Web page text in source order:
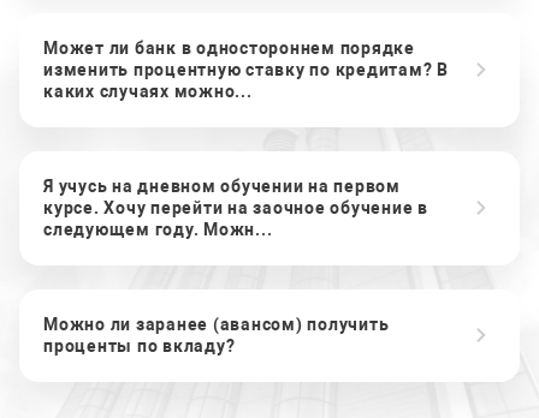
Может ли банк в одностороннем порядке
изменить процентную ставку по кредитам? В
каких случаях можно...
Я учусь на дневном обучении на первом
курсе. Хочу перейти на заочное обучение в
следующем году. Можн...
Можно ли заранее (авансом) получить
проценты по вкладу?